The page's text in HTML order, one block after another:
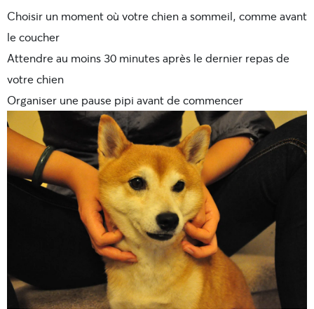
Choisir un moment où votre chien a sommeil, comme avant
le coucher
Attendre au moins 30 minutes après le dernier repas de
votre chien
Organiser une pause pipi avant de commencer